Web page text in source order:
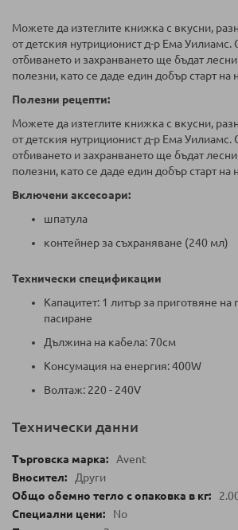
Можете да изтеглите книжка с вкусни,
от детския нутриционист д-р Ема
отбиването и захранването ще бъдат
полезни, като се даде един добър старт на
Полезни рецепти:
Можете да изтеглите книжка с вкусни,
от детския нутриционист д-р Ема
отбиването и захранването ще бъдат
полезни, като се даде един добър старт на
Включени аксесоари:
шпатула
контейнер за съхраняване (240 мл)
Технически спецификации
Капацитет: 1 литър за приготвяне на
пасиране
Дължина на кабела: 70см
Консумация на енергия: 400W
Волтаж: 220 - 240V
Технически данни
Avent
Други
No